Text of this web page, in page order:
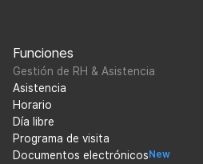
Funciones
Gestión de RH & Asistencia
Asistencia
Horario
Día libre
Programa de visita
Documentos electrónicosNew